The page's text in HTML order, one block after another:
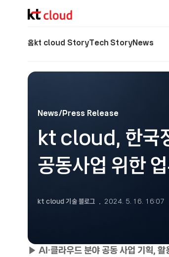
기술 블로그 (Tech) | kt cloud
홈 kt cloud StoryTech StoryNews
News/Press Release
kt cloud, 한국
공동사업 위한
kt cloud 기술 블로그 2024. 5. 16. 16:07
▶ AI·클라우드 분야 공동 사업 기획,